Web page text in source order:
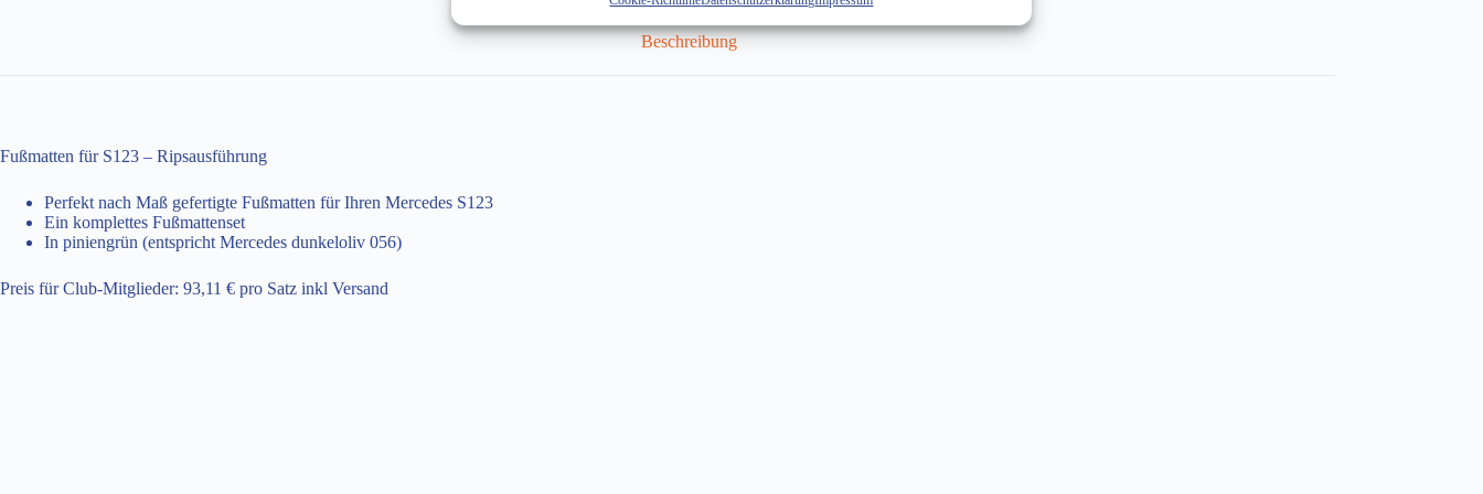
Beschreibung
Fußmatten für S123 – Ripsausführung
Perfekt nach Maß gefertigte Fußmatten für Ihren Mercedes S123
Ein komplettes Fußmattenset
In piniengrün (entspricht Mercedes dunkeloliv 056)
Preis für Club-Mitglieder: 93,11 € pro Satz inkl Versand